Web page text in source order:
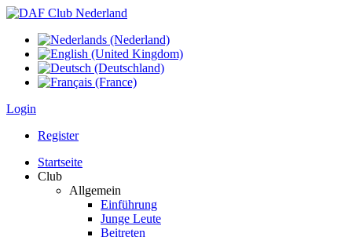
Login
Register
Startseite
Club
Allgemein
Einführung
Junge Leute
Beitreten